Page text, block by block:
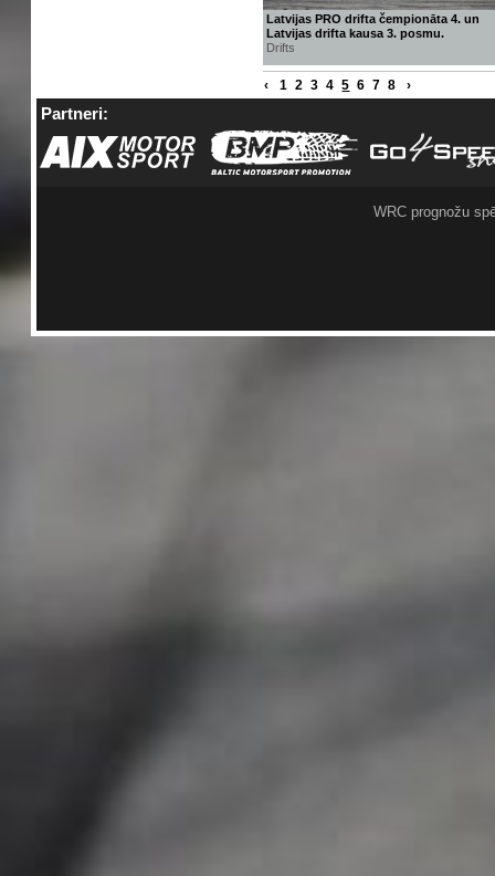
Latvijas PRO drifta čempionāta 4. un
Latvijas drifta kausa 3. posmu.
Drifts
‹ 1 2 3 4 5 6 7 8 ›
Partneri:
WRC prognožu